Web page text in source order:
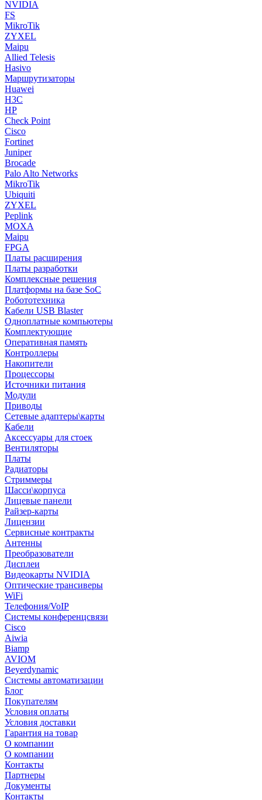
NVIDIA
FS
MikroTik
ZYXEL
Maipu
Allied Telesis
Hasivo
Маршрутизаторы
Huawei
H3C
HP
Check Point
Cisco
Fortinet
Juniper
Brocade
Palo Alto Networks
MikroTik
Ubiquiti
ZYXEL
Peplink
MOXA
Maipu
FPGA
Платы расширения
Платы разработки
Комплексные решения
Платформы на базе SoC
Робототехника
Кабели USB Blaster
Одноплатные компьютеры
Комплектующие
Оперативная память
Контроллеры
Накопители
Процессоры
Источники питания
Модули
Приводы
Сетевые адаптеры\карты
Кабели
Аксессуары для стоек
Вентиляторы
Платы
Радиаторы
Стриммеры
Шасси\корпуса
Лицевые панели
Райзер-карты
Лицензии
Сервисные контракты
Антенны
Преобразователи
Дисплеи
Видеокарты NVIDIA
Оптические трансиверы
WiFi
Телефония/VoIP
Системы конференцсвязи
Cisco
Aiwia
Biamp
AVIOM
Beyerdynamic
Системы автоматизации
Блог
Покупателям
Условия оплаты
Условия доставки
Гарантия на товар
О компании
О компании
Контакты
Партнеры
Документы
Контакты